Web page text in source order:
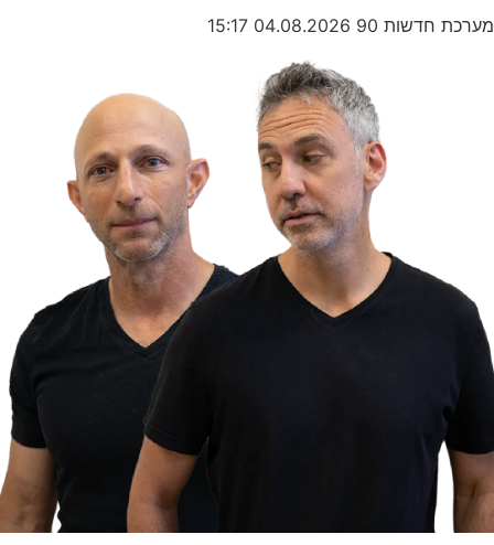
מערכת חדשות 90 04.08.2026
15:17